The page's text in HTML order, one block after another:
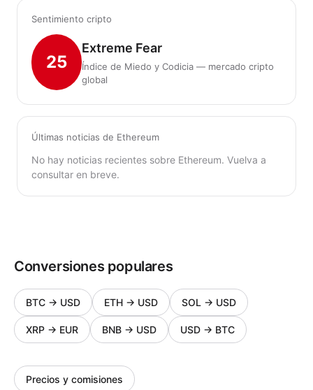
Sentimiento cripto
25
Extreme Fear
Índice de Miedo y Codicia — mercado cripto
global
Últimas noticias de Ethereum
No hay noticias recientes sobre Ethereum. Vuelva a
consultar en breve.
Conversiones populares
BTC → USD ETH → USD SOL → USD
XRP → EUR BNB → USD USD → BTC
Precios y comisiones